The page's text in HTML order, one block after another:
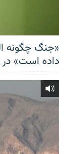
«جنگ چگونه
داده است» در